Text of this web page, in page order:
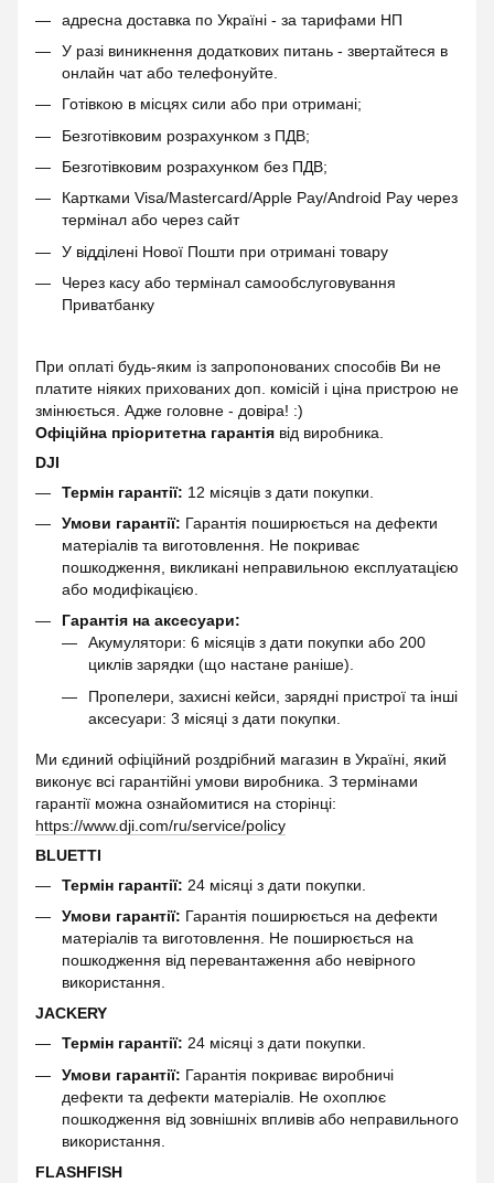
адресна доставка по Україні - за тарифами НП
У разі виникнення додаткових питань - звертайтеся в
онлайн чат або телефонуйте.
Готівкою в місцях сили або при отримані;
Безготівковим розрахунком з ПДВ;
Безготівковим розрахунком без ПДВ;
Картками Visa/Mastercard/Apple Pay/Android Pay через
термінал або через сайт
У відділені Нової Пошти при отримані товару
Через касу або термінал самообслуговування
Приватбанку
При оплаті будь-яким із запропонованих способів Ви не
платите ніяких прихованих доп. комісій і ціна пристрою не
змінюється. Адже головне - довіра! :)
Офіційна пріоритетна гарантія від виробника.
DJI
Термін гарантії: 12 місяців з дати покупки.
Умови гарантії: Гарантія поширюється на дефекти
матеріалів та виготовлення. Не покриває
пошкодження, викликані неправильною експлуатацією
або модифікацією.
Гарантія на аксесуари:
Акумулятори: 6 місяців з дати покупки або 200
циклів зарядки (що настане раніше).
Пропелери, захисні кейси, зарядні пристрої та інші
аксесуари: 3 місяці з дати покупки.
Ми єдиний офіційний роздрібний магазин в Україні, який
виконує всі гарантійні умови виробника. З термінами
гарантії можна ознайомитися на сторінці:
https://www.dji.com/ru/service/policy
BLUETTI
Термін гарантії: 24 місяці з дати покупки.
Умови гарантії: Гарантія поширюється на дефекти
матеріалів та виготовлення. Не поширюється на
пошкодження від перевантаження або невірного
використання.
JACKERY
Термін гарантії: 24 місяці з дати покупки.
Умови гарантії: Гарантія покриває виробничі
дефекти та дефекти матеріалів. Не охоплює
пошкодження від зовнішніх впливів або неправильного
використання.
FLASHFISH